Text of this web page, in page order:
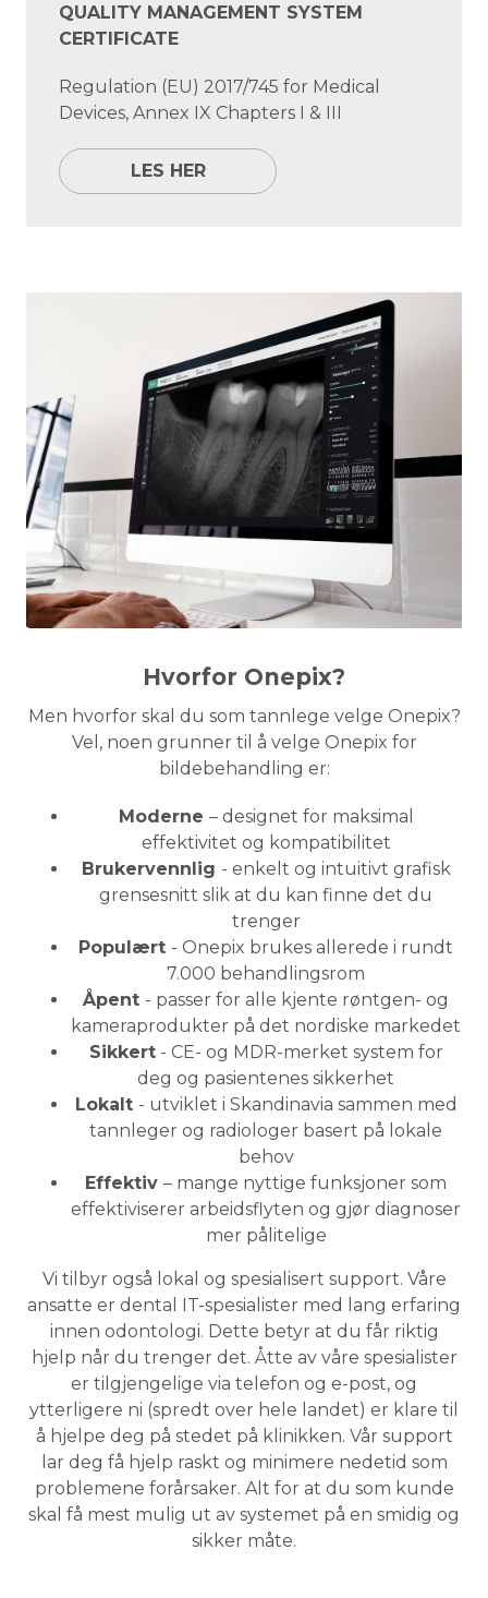
QUALITY MANAGEMENT SYSTEM
CERTIFICATE
Regulation (EU) 2017/745 for Medical
Devices, Annex IX Chapters I & III
LES HER
Hvorfor Onepix?
Men hvorfor skal du som tannlege velge Onepix?
Vel, noen grunner til å velge Onepix for
bildebehandling er:
Moderne – designet for maksimal
effektivitet og kompatibilitet
Brukervennlig - enkelt og intuitivt grafisk
grensesnitt slik at du kan finne det du
trenger
Populært - Onepix brukes allerede i rundt
7.000 behandlingsrom
Åpent - passer for alle kjente røntgen- og
kameraprodukter på det nordiske markedet
Sikkert- CE- og MDR-merket system for
deg og pasientenes sikkerhet
Lokalt - utviklet i Skandinavia sammen med
tannleger og radiologer basert på lokale
behov
Effektiv – mange nyttige funksjoner som
effektiviserer arbeidsflyten og gjør diagnoser
mer pålitelige
Vi tilbyr også lokal og spesialisert support. Våre
ansatte er dental IT-spesialister med lang erfaring
innen odontologi. Dette betyr at du får riktig
hjelp når du trenger det. Åtte av våre spesialister
er tilgjengelige via telefon og e-post, og
ytterligere ni (spredt over hele landet) er klare til
å hjelpe deg på stedet på klinikken. Vår support
lar deg få hjelp raskt og minimere nedetid som
problemene forårsaker. Alt for at du som kunde
skal få mest mulig ut av systemet på en smidig og
sikker måte.